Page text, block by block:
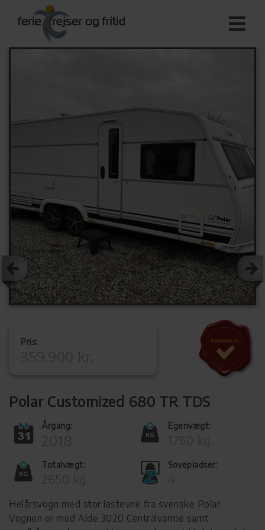
Pris:
Polar Customized 680 TR TDS
Årgang: Egenvægt:
Totalvægt: Sovepladser:
Helårsvogn med stor lastevne fra svenske Polar.
Vognen er med Alde 3020 Centralvarme samt